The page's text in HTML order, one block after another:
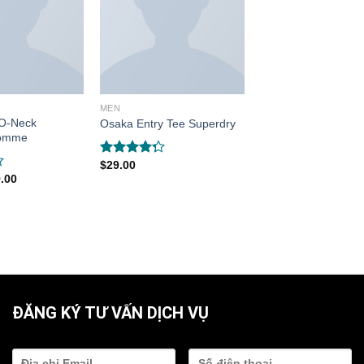
Neck
MEN
Osaka Entry Tee Superdry
Rated
$29.00
ĐĂNG KÝ TƯ VẤN DỊCH VỤ